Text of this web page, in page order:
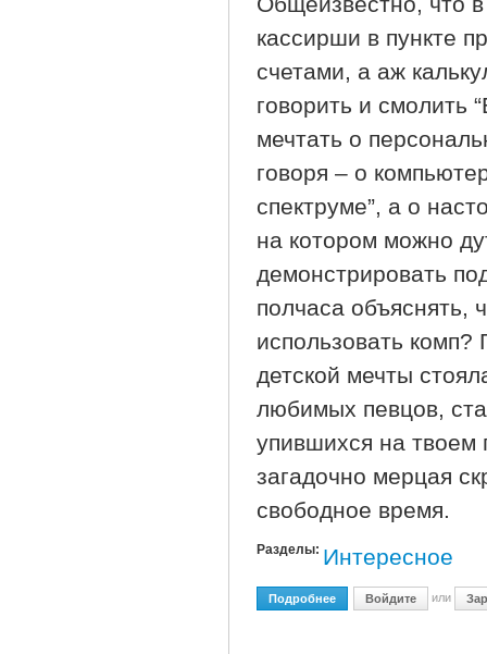
кассирши в пункте
счетами, а аж
говорить и смолить
мечтать о
говоря – о
спектруме”, а о
на котором можно
демонстрировать
полчаса объяснять,
использовать комп?
детской мечты
любимых певцов,
упившихся на
загадочно мерцая
свободное время.
Разделы: Интересное
Подробнее О С Чего Начинается
Войдите или